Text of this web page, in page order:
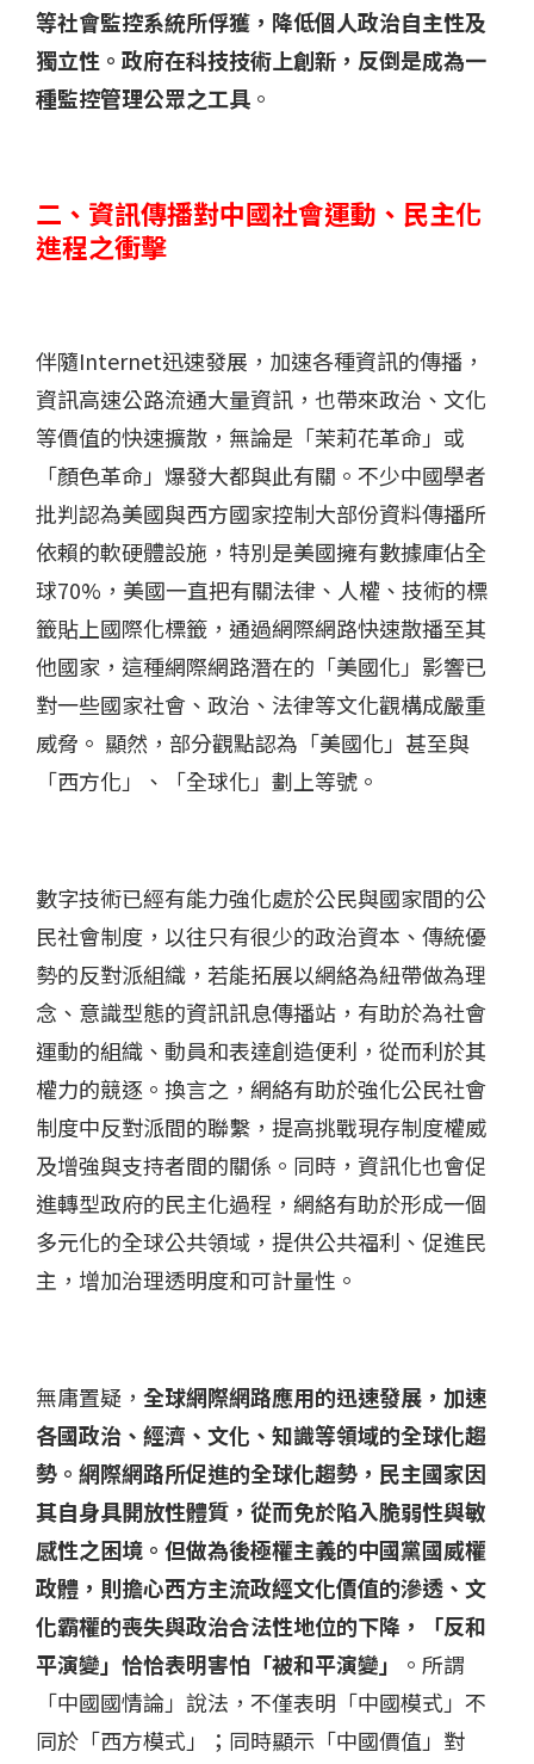
等社會監控系統所俘獲，降低個人政治自主性及
獨立性。政府在科技技術上創新，反倒是成為一
種監控管理公眾之工具 。
二、資訊傳播對中國社會運動、民主化
進程之衝擊
伴隨Internet迅速發展，加速各種資訊的傳播，
資訊高速公路流通大量資訊，也帶來政治、文化
等價值的快速擴散，無論是「茉莉花革命」或
「顏色革命」爆發大都與此有關。不少中國學者
批判認為美國與西方國家控制大部份資料傳播所
依賴的軟硬體設施，特別是美國擁有數據庫佔全
球70%，美國一直把有關法律、人權、技術的標
籤貼上國際化標籤，通過網際網路快速散播至其
他國家，這種網際網路潛在的「美國化」影響已
對一些國家社會、政治、法律等文化觀構成嚴重
威脅。 顯然，部分觀點認為「美國化」甚至與
「西方化」、「全球化」劃上等號。
數字技術已經有能力強化處於公民與國家間的公
民社會制度，以往只有很少的政治資本、傳統優
勢的反對派組織，若能拓展以網絡為紐帶做為理
念、意識型態的資訊訊息傳播站，有助於為社會
運動的組織、動員和表達創造便利，從而利於其
權力的競逐。換言之，網絡有助於強化公民社會
制度中反對派間的聯繫，提高挑戰現存制度權威
及增強與支持者間的關係。同時，資訊化也會促
進轉型政府的民主化過程，網絡有助於形成一個
多元化的全球公共領域，提供公共福利、促進民
主，增加治理透明度和可計量性。
無庸置疑， 全球網際網路應用的迅速發展，加速
各國政治、經濟、文化、知識等領域的全球化趨
勢。網際網路所促進的全球化趨勢，民主國家因
其自身具開放性體質，從而免於陷入脆弱性與敏
感性之困境。但做為後極權主義的中國黨國威權
政體，則擔心西方主流政經文化價值的滲透、文
化霸權的喪失與政治合法性地位的下降，「反和
平演變」恰恰表明害怕「被和平演變」
。所謂
「中國國情論」說法，不僅表明「中國模式」不
同於「西方模式」；同時顯示「中國價值」對